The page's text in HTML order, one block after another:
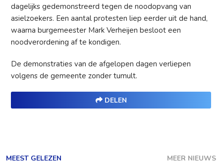
dagelijks gedemonstreerd tegen de noodopvang van
asielzoekers. Een aantal protesten liep eerder uit de hand,
waarna burgemeester Mark Verheijen besloot een
noodverordening af te kondigen.
De demonstraties van de afgelopen dagen verliepen
volgens de gemeente zonder tumult.
DELEN
MEEST GELEZEN MEER NIEUWS